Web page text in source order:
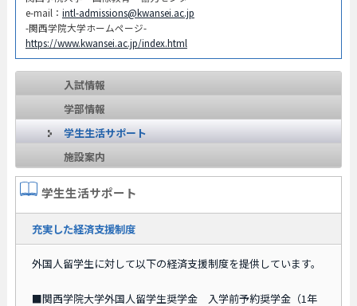
e-mail： intl-admissions@kwansei.ac.jp
-関西学院大学ホームページ-
https://www.kwansei.ac.jp/index.html
入試情報
学部情報
学生生活サポート
施設案内
学生生活サポート
充実した経済支援制度
外国人留学生に対して以下の経済支援制度を提供しています。
■関西学院大学外国人留学生奨学金 入学前予約奨学金（1年